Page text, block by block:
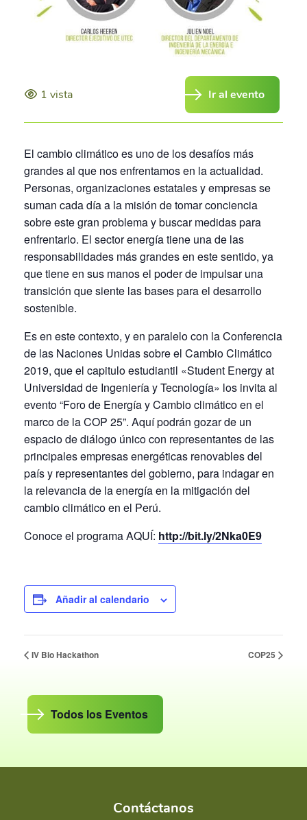
1 vista Ir al evento
El cambio climático es uno de los desafíos más
grandes al que nos enfrentamos en la actualidad.
Personas, organizaciones estatales y empresas se
suman cada día a la misión de tomar conciencia
sobre este gran problema y buscar medidas para
enfrentarlo. El sector energía tiene una de las
responsabilidades más grandes en este sentido, ya
que tiene en sus manos el poder de impulsar una
transición que siente las bases para el desarrollo
sostenible.
Es en este contexto, y en paralelo con la Conferencia
de las Naciones Unidas sobre el Cambio Climático
2019, que el capitulo estudiantil «Student Energy at
Universidad de Ingeniería y Tecnología» los invita al
evento “Foro de Energía y Cambio climático en el
marco de la COP 25”. Aquí podrán gozar de un
espacio de diálogo único con representantes de las
principales empresas energéticas renovables del
país y representantes del gobierno, para indagar en
la relevancia de la energía en la mitigación del
cambio climático en el Perú.
Conoce el programa AQUÍ: http://bit.ly/2Nka0E9
Añadir al calendario
IV Bio Hackathon COP25
Todos los Eventos
Contáctanos